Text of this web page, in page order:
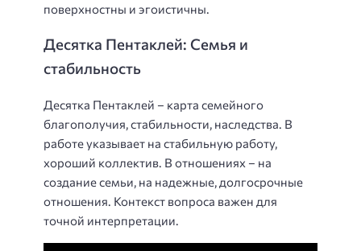
поверхностны и эгоистичны.
Десятка Пентаклей: Семья и
стабильность
Десятка Пентаклей – карта семейного
благополучия, стабильности, наследства. В
работе указывает на стабильную работу,
хороший коллектив. В отношениях – на
создание семьи, на надежные, долгосрочные
отношения. Контекст вопроса важен для
точной интерпретации.